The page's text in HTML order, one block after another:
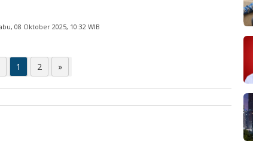
08 Oktober 2025, 10:32 WIB
1 2 »